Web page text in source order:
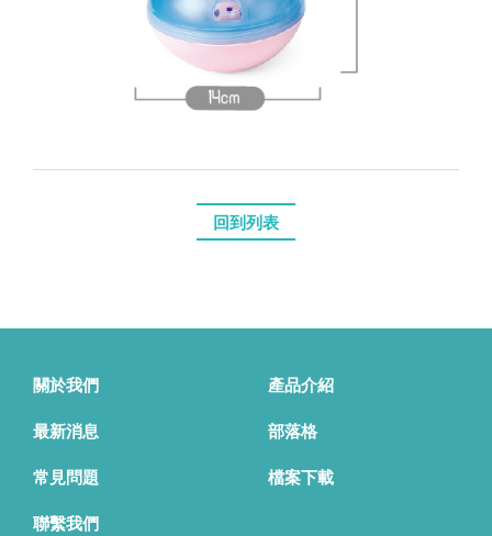
回到列表
關於我們 產品介紹
最新消息 部落格
常見問題 檔案下載
聯繫我們